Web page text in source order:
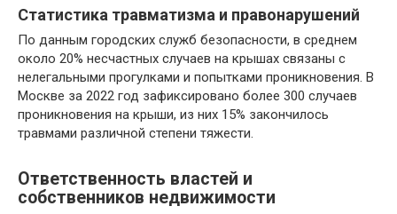
Статистика травматизма и правонарушений
По данным городских служб безопасности, в среднем
около 20% несчастных случаев на крышах связаны с
нелегальными прогулками и попытками проникновения. В
Москве за 2022 год зафиксировано более 300 случаев
проникновения на крыши, из них 15% закончилось
травмами различной степени тяжести.
Ответственность властей и
собственников недвижимости